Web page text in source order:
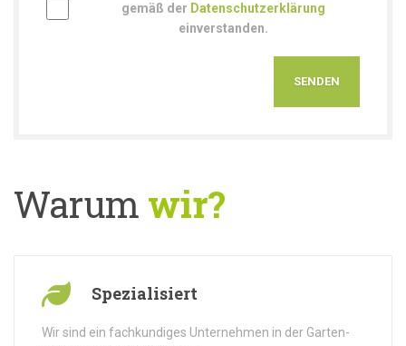
gemäß der Datenschutzerklärung
einverstanden.
Warum wir?
Spezialisiert
Wir sind ein fachkundiges Unternehmen in der Garten-